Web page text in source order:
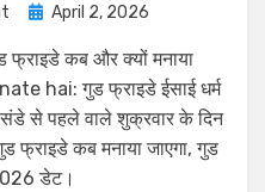
April 2, 2026
कब और क्यों मनाया
hai: गुड फ्राइडे ईसाई धर्म
संडे से पहले वाले शुक्रवार के दिन
फ्राइडे कब मनाया जाएगा, गुड
डेट।